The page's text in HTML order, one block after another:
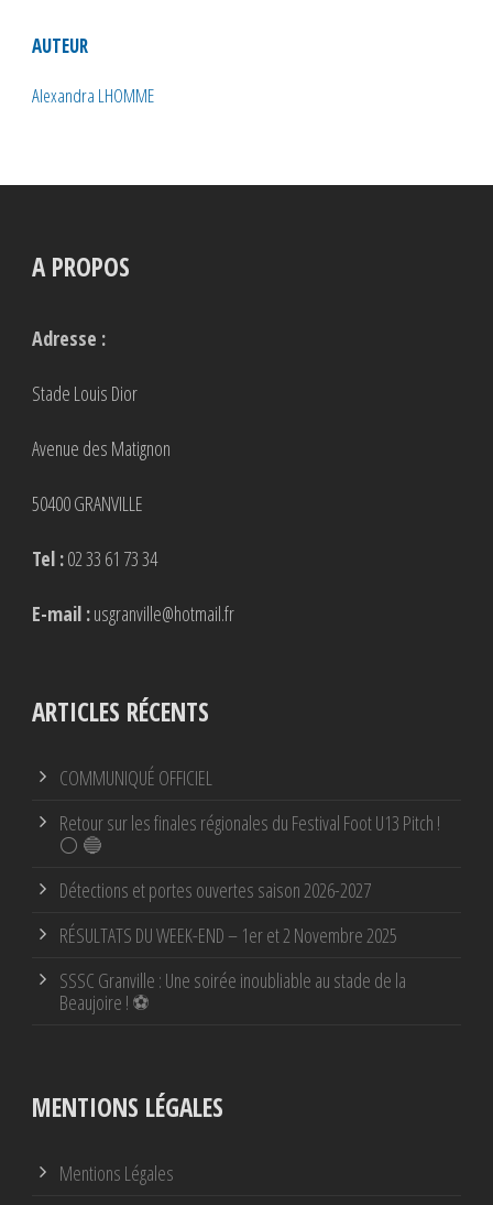
AUTEUR
Alexandra LHOMME
A PROPOS
Adresse :
Stade Louis Dior
Avenue des Matignon
50400 GRANVILLE
Tel :02 33 61 73 34
E-mail :usgranville@hotmail.fr
ARTICLES RÉCENTS
COMMUNIQUÉ OFFICIEL
Retour sur les finales régionales du Festival Foot U13 Pitch !
⚪ 🔵
Détections et portes ouvertes saison 2026-2027
RÉSULTATS DU WEEK-END – 1er et 2 Novembre 2025
SSSC Granville : Une soirée inoubliable au stade de la
Beaujoire ! ⚽
MENTIONS LÉGALES
Mentions Légales